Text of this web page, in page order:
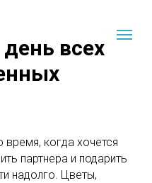
всех
когда хочется
партнера и подарить
надолго. Цветы,